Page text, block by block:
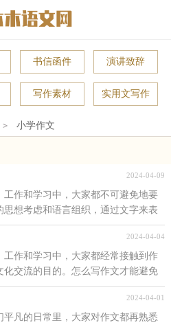
书信函件 演讲致辞
写作素材 实用文写作
> 小学作文
2024-04-09
作和学习中，大家都不可避免地要
想考虑和语言组织，通过文字来表
文的注意事项有许多...
2024-04-04
作和学习中，大家都经常接触到作
交流的目的。怎么写作文才能避免
的夸夸我的家乡小学...
2024-04-01
凡的日常里，大家对作文都再熟悉